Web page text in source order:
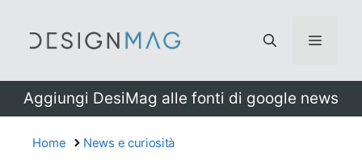
Menu
Aggiungi DesiMag alle fonti di google news
Home News e curiosità